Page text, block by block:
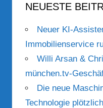
NEUESTE
Neuer KI-
Immobilienservice
Willi Arsan &
münchen.tv-
Die neue
Technologie